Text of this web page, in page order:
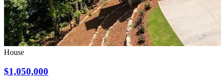
House
$1,050,000